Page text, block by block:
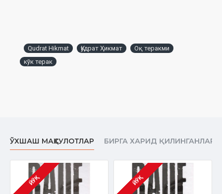
Qudrat Hikmat Қудрат Ҳикмат
Оқ теракми
кўк терак
ЎХШАШ МАҲСУЛОТЛАР БИРГА ХАРИД ҚИЛИНГАНЛАР
ЙЎҚ ЙЎҚ